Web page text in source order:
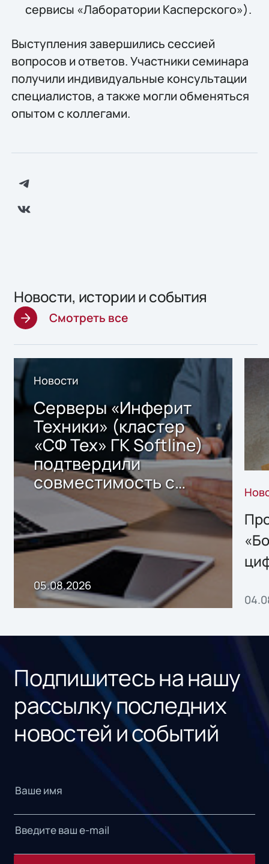
сервисы «Лаборатории Касперского»).
Выступления завершились сессией
вопросов и ответов. Участники семинара
получили индивидуальные консультации
специалистов, а также могли обменяться
опытом с коллегами.
Новости, истории и события
Смотреть все
Новости
Серверы «Инферит
Техники» (кластер
«СФ Тех» ГК Softline)
подтвердили
совместимость с
решением Sharx
Storage 2.x для
хранения данных
05.08.2026
Подпишитесь на нашу
рассылку последних
новостей и событий